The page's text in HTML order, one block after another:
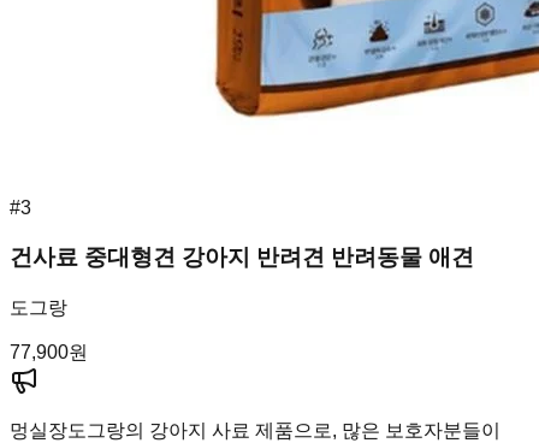
#3
건사료 중대형견 강아지 반려견 반려동물 애견
도그랑
77,900원
멍실장도그랑의 강아지 사료 제품으로, 많은 보호자분들이